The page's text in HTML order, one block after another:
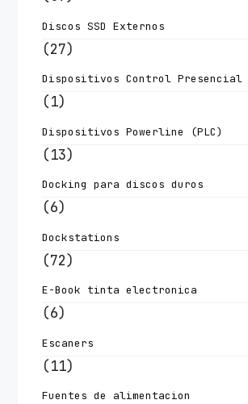
Discos SSD Externos
(27)
Dispositivos Control Presencial
(1)
Dispositivos Powerline (PLC)
(13)
Docking para discos duros
(6)
Dockstations
(72)
E-Book tinta electronica
(6)
Escaners
(11)
Fuentes de alimentacion